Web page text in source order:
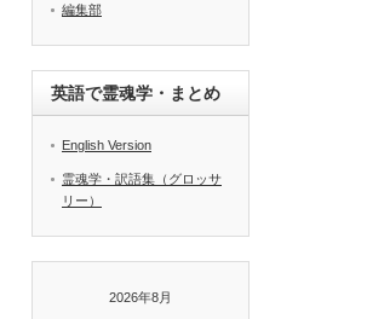
編集部
英語で霊魂学・まとめ
English Version
霊魂学・訳語集（グロッサ
リー）
2026年8月